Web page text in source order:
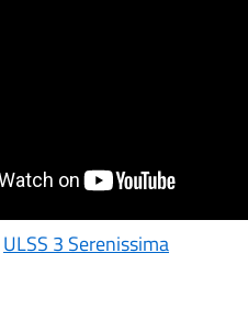
ULSS 3 Serenissima